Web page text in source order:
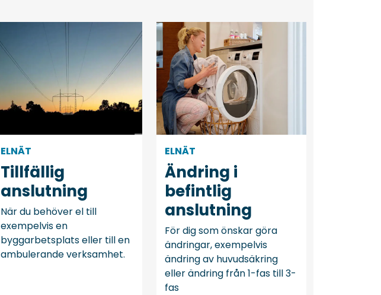
ELNÄT
Tillfällig
anslutning
När du behöver el till
exempelvis en
byggarbetsplats eller till en
ambulerande verksamhet.
ELNÄT
Ändring i
befintlig
anslutning
För dig som önskar göra
ändringar, exempelvis
ändring av huvudsäkring
eller ändring från 1-fas till 3-
fas